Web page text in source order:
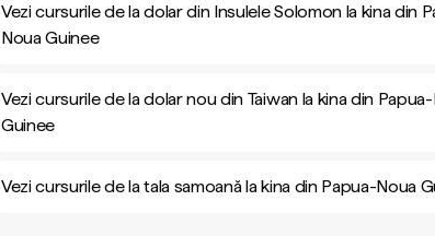
Vezi cursurile de la dolar din Insulele Solomon la kina din
Noua Guinee
Vezi cursurile de la dolar nou din Taiwan la kina din
Guinee
Vezi cursurile de la tala samoană la kina din Papua-Noua